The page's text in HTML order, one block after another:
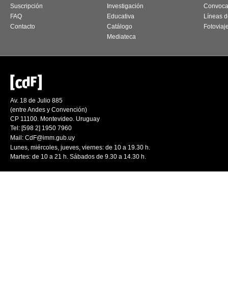
Suscripción
FAQ
Contacto
Investigación
Educativa
Catálogo
Mediateca
Líneas
Av. 18 de Julio 885
(entre Andes y Convención)
CP 11100. Montevideo. Uruguay
Tel: [598 2] 1950 7960
Mail: CdF@imm.gub.uy
Lunes, miércoles, jueves, viernes: de 10 a 19.30 h.
Martes: de 10 a 21 h. Sábados de 9.30 a 14.30 h.